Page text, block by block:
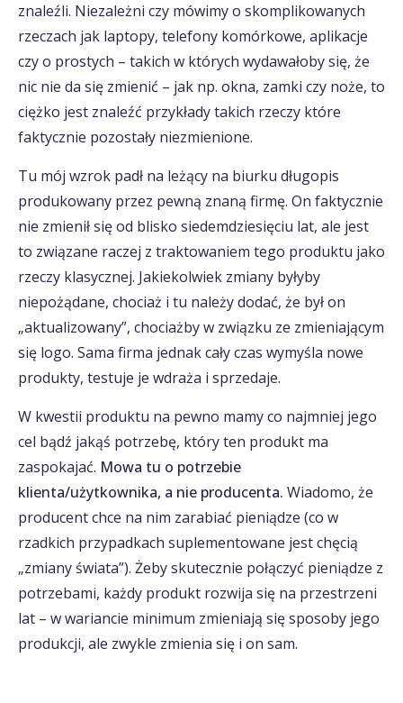
znaleźli. Niezależni czy mówimy o skomplikowanych
rzeczach jak laptopy, telefony komórkowe, aplikacje
czy o prostych – takich w których wydawałoby się, że
nic nie da się zmienić – jak np. okna, zamki czy noże, to
ciężko jest znaleźć przykłady takich rzeczy które
faktycznie pozostały niezmienione.
Tu mój wzrok padł na leżący na biurku długopis
produkowany przez pewną znaną firmę. On faktycznie
nie zmienił się od blisko siedemdziesięciu lat, ale jest
to związane raczej z traktowaniem tego produktu jako
rzeczy klasycznej. Jakiekolwiek zmiany byłyby
niepożądane, chociaż i tu należy dodać, że był on
„aktualizowany”, chociażby w związku ze zmieniającym
się logo. Sama firma jednak cały czas wymyśla nowe
produkty, testuje je wdraża i sprzedaje.
W kwestii produktu na pewno mamy co najmniej jego
cel bądź jakąś potrzebę, który ten produkt ma
zaspokajać. Mowa tu o potrzebie
klienta/użytkownika, a nie producenta. Wiadomo, że
producent chce na nim zarabiać pieniądze (co w
rzadkich przypadkach suplementowane jest chęcią
„zmiany świata”). Żeby skutecznie połączyć pieniądze z
potrzebami, każdy produkt rozwija się na przestrzeni
lat – w wariancie minimum zmieniają się sposoby jego
produkcji, ale zwykle zmienia się i on sam.